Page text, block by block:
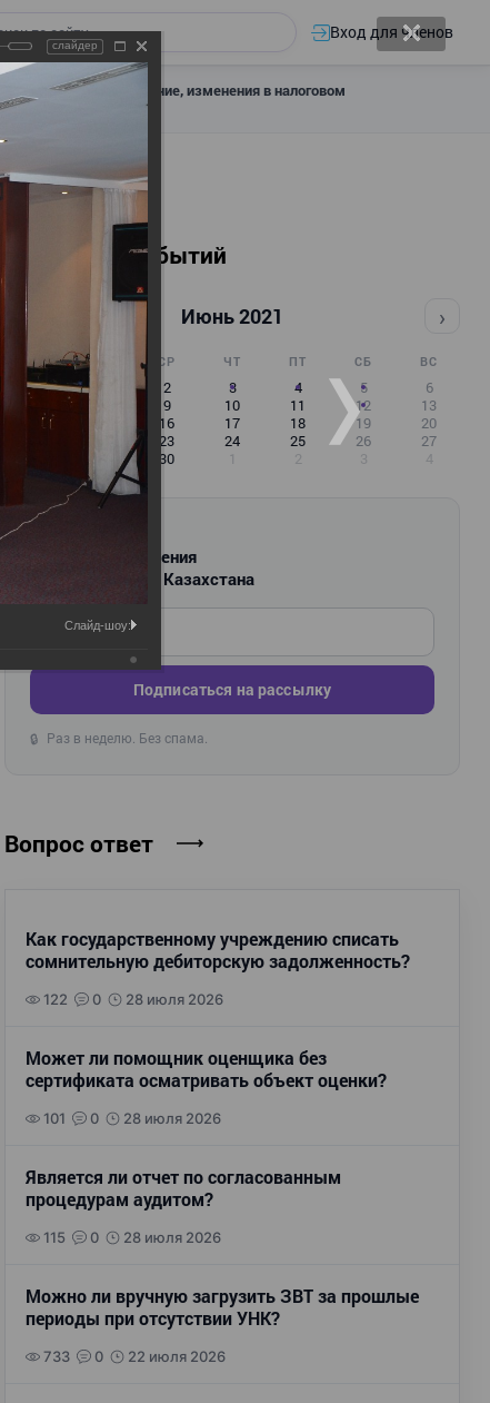
Вход для членов
декларирование, изменения в налоговом
Календарь событий
Июнь 2021 ›
ПН СР ЧТ ПТ СБ ВС
31 2 3 4 5
6
7
9 10 11 12
13
14
16 17 18 19
20
23 24 25 26
27
29 30 1 2 3 4
Новости и изменения
для бухгалтеров Казахстана
Введите ваш e-mail
Подписаться на рассылку
🔒 Раз в неделю. Без спама.
Вопрос ответ
Как государственному учреждению списать
сомнительную дебиторскую задолженность?
122 0 28 июля 2026
Может ли помощник оценщика без
сертификата осматривать объект оценки?
101 0 28 июля 2026
Является ли отчет по согласованным
процедурам аудитом?
115 0 28 июля 2026
Можно ли вручную загрузить ЗВТ за прошлые
периоды при отсутствии УНК?
733 0 22 июля 2026
слайдер
Слайд-шоу: